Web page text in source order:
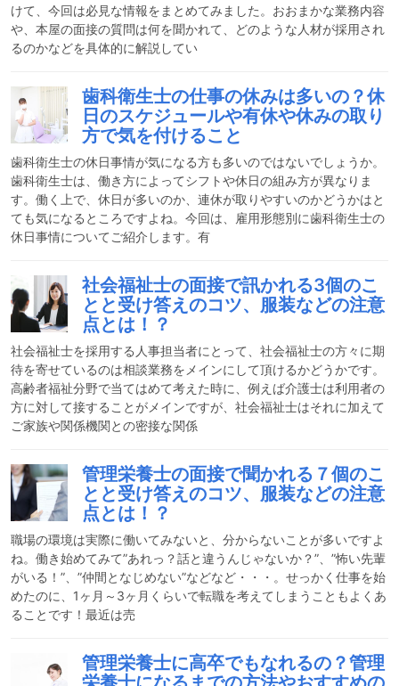
けて、今回は必見な情報をまとめてみました。おおまかな業務内容
や、本屋の面接の質問は何を聞かれて、どのような人材が採用され
るのかなどを具体的に解説してい
歯科衛生士の仕事の休みは多いの？休
日のスケジュールや有休や休みの取り
方で気を付けること
歯科衛生士の休日事情が気になる方も多いのではないでしょうか。
歯科衛生士は、働き方によってシフトや休日の組み方が異なりま
す。働く上で、休日が多いのか、連休が取りやすいのかどうかはと
ても気になるところですよね。今回は、雇用形態別に歯科衛生士の
休日事情についてご紹介します。有
社会福祉士の面接で訊かれる3個のこ
とと受け答えのコツ、服装などの注意
点とは！？
社会福祉士を採用する人事担当者にとって、社会福祉士の方々に期
待を寄せているのは相談業務をメインにして頂けるかどうかです。
高齢者福祉分野で当てはめて考えた時に、例えば介護士は利用者の
方に対して接することがメインですが、社会福祉士はそれに加えて
ご家族や関係機関との密接な関係
管理栄養士の面接で聞かれる７個のこ
とと受け答えのコツ、服装などの注意
点とは！？
職場の環境は実際に働いてみないと、分からないことが多いですよ
ね。働き始めてみて”あれっ？話と違うんじゃないか？”、”怖い先輩
がいる！”、”仲間となじめない”などなど・・・。せっかく仕事を始
めたのに、1ヶ月～3ヶ月くらいで転職を考えてしまうこともよくあ
ることです！最近は売
管理栄養士に高卒でもなれるの？管理